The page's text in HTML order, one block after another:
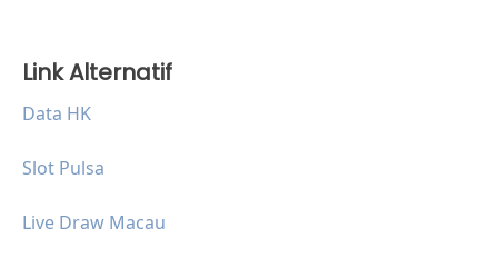
Link Alternatif
Data HK
Slot Pulsa
Live Draw Macau